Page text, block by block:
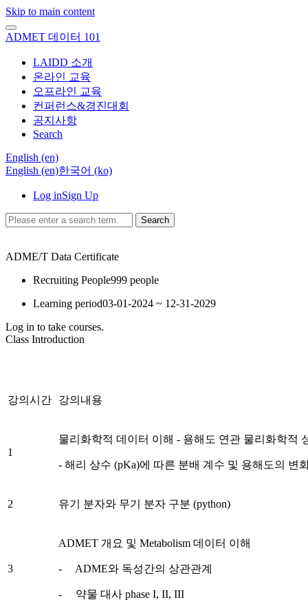
Skip to main content
ADMET 데이터 101
LAIDD 소개
온라인 교육
오프라인 교육
컨퍼런스&경진대회
공지사항
Search
English ‎(en)‎
English ‎(en)‎한국어 ‎(ko)‎
Log inSign Up
Search
ADME/T Data Certificate
Recruiting People999 people
Learning period03-01-2024 ~ 12-31-2029
Log in to take courses.
Class Introduction
강의시간 강의내용
1
물리화학적 데이터 이해 - 용해도 연관 물리화학적
- 해리 상수 (pKa)에 따른 분배 계수 및 용해도의 변
2 유기 분자와 무기 분자 구분 (python)
3
ADMET 개요 및 Metabolism 데이터 이해
- ADME와 독성간의 상관관계
- 약물 대사 phase I, II, III